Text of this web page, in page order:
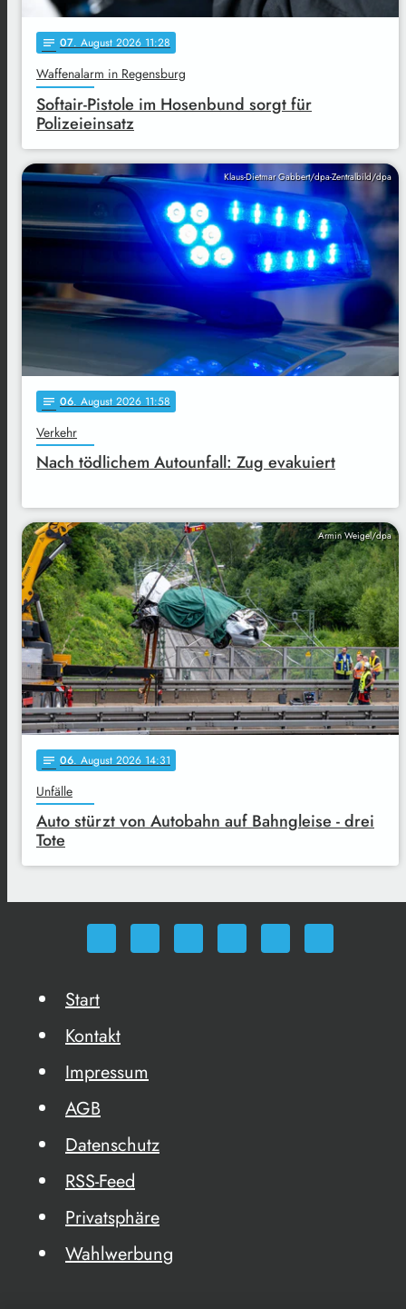
notes 07. August 2026 11:28
Waffenalarm in Regensburg
Softair-Pistole im Hosenbund sorgt für
Polizeieinsatz
Klaus-Dietmar Gabbert/dpa-Zentralbild/dpa
notes 06. August 2026 11:58
Verkehr
Nach tödlichem Autounfall: Zug evakuiert
Armin Weigel/dpa
notes 06. August 2026 14:31
Unfälle
Auto stürzt von Autobahn auf Bahngleise - drei
Tote
Start
Kontakt
Impressum
AGB
Datenschutz
RSS-Feed
Privatsphäre
Wahlwerbung